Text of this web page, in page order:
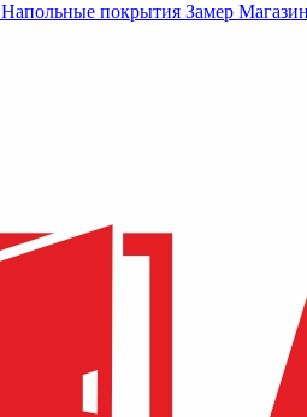
Напольные покрытия Замер